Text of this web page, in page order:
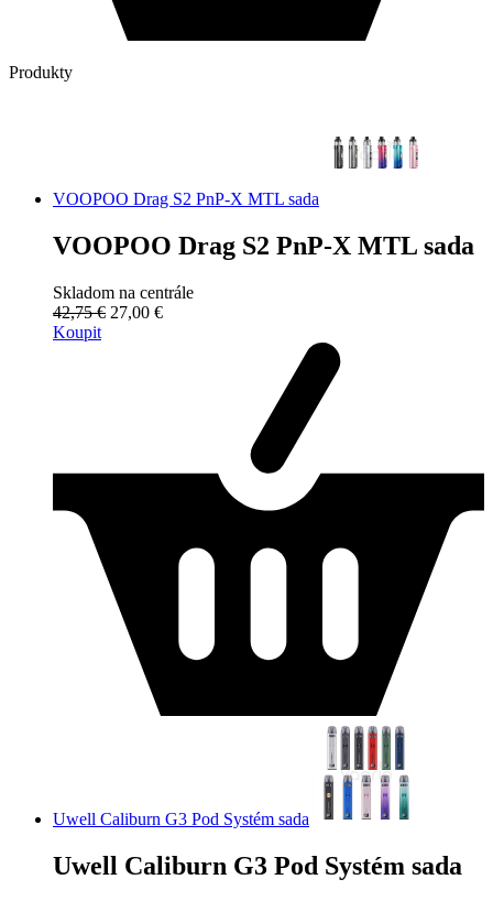
Produkty
VOOPOO Drag S2 PnP-X MTL sada
VOOPOO Drag S2 PnP-X MTL sada
Skladom na centrále
42,75 € 27,00 €
Koupit
Uwell Caliburn G3 Pod Systém sada
Uwell Caliburn G3 Pod Systém sada